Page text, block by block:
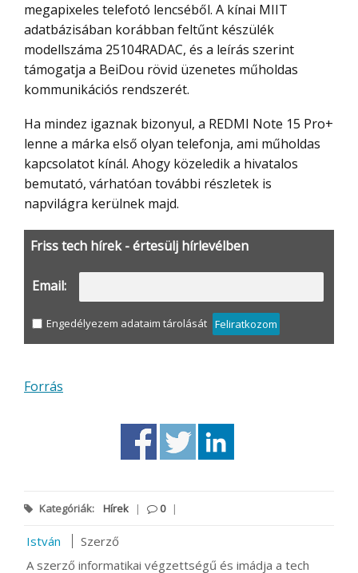
megapixeles telefotó lencséből. A kínai MIIT
adatbázisában korábban feltűnt készülék
modellszáma 25104RADAC, és a leírás szerint
támogatja a BeiDou rövid üzenetes műholdas
kommunikációs rendszerét.
Ha mindez igaznak bizonyul, a REDMI Note 15 Pro+
lenne a márka első olyan telefonja, ami műholdas
kapcsolatot kínál. Ahogy közeledik a hivatalos
bemutató, várhatóan további részletek is
napvilágra kerülnek majd.
Friss tech hírek - értesülj hírlevélben
Email:
Engedélyezem adataim tárolását Feliratkozom
Forrás
Kategóriák: Hírek | 0 |
István
Szerző
A szerző informatikai végzettségű és imádja a tech